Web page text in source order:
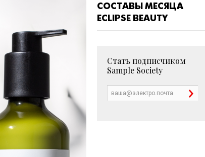
СОСТАВЫ МЕСЯЦА
ECLIPSE BEAUTY
Стать подписчиком
Sample Society